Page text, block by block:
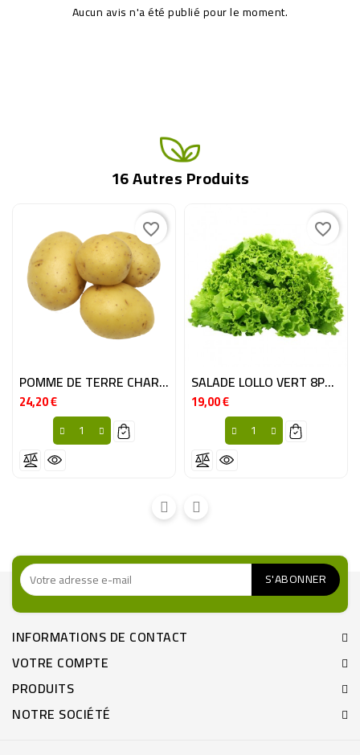
Aucun avis n'a été publié pour le moment.
16 Autres Produits
POMME DE TERRE CHARLOTTE 8X2.5KG BE
24,20 €Prix
favorite_border
SALADE LOLLO VERT 8PC BE
19,00 €Prix
favorite_border
INFORMATIONS DE CONTACT
VOTRE COMPTE
PRODUITS
NOTRE SOCIÉTÉ